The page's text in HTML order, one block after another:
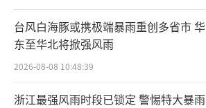
台风白海豚或携极端暴雨重创多省市 华
东至华北将掀强风雨
2026-08-08 10:48:39
浙江最强风雨时段已锁定 警惕特大暴雨